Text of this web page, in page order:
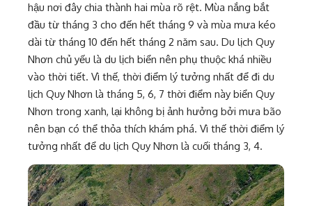
hậu nơi đây chia thành hai mùa rõ rệt. Mùa nắng bắt
đầu từ tháng 3 cho đến hết tháng 9 và mùa mưa kéo
dài từ tháng 10 đến hết tháng 2 năm sau. Du lịch Quy
Nhơn chủ yếu là du lịch biển nên phụ thuộc khá nhiều
vào thời tiết. Vì thế, thời điểm lý tưởng nhất để đi du
lịch Quy Nhơn là tháng 5, 6, 7 thời điểm này biển Quy
Nhơn trong xanh, lại không bị ảnh hưởng bởi mưa bão
nên bạn có thể thỏa thích khám phá. Vì thế thời điểm lý
tưởng nhất để du lịch Quy Nhơn là cuối tháng 3, 4.